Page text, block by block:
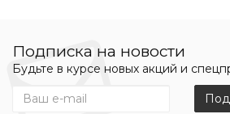
Подписка на новости
Будьте в курсе новых акций и